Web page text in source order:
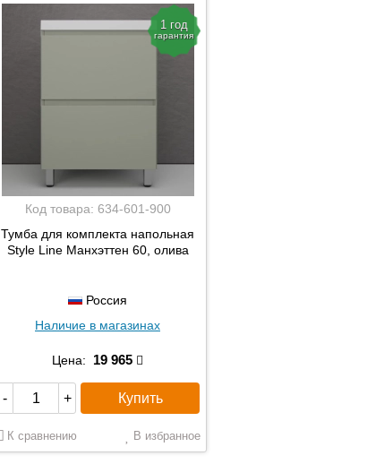
1 год
гарантия
Код товара: 634-601-900
Тумба для комплекта напольная
Style Line Манхэттен 60, олива
Россия
Наличие в магазинах
Цена: 19 965
- + Купить
К сравнению В избранное